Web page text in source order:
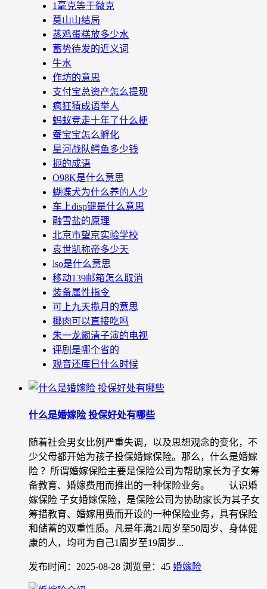
1毫克等于微克
莫山山结局
蒸鸡蛋糕放多少水
蓄势待发的近义词
牛水
作坊的意思
支付宝总资产怎么提现
疯狂猜成语举人
蚂蚁竞走十年了什么梗
蚕宝宝怎么孵化
星河战队鳄鱼多少钱
扼的成语
O98K是什么意思
蝴蝶犬为什么养的人少
车上disp键是什么意思
融雪盐的原理
北京市望京实验学校
袁世凯称帝多少天
lso是什么意思
移动139邮箱怎么取消
装备属性指令
可上九天揽月的意思
椰肉可以直接吃吗
朱一龙阚清子演的电视
评剧是哪个省的
观音还库日什么时候
什么是婚嫁险 投保好处有哪些
随着社会男女比例严重失调，以及思想观念的变化，不
少父母都开始为孩子投保婚嫁保险。那么，什么是婚嫁
险 ？所谓婚嫁保险主要是保险公司为帮助家长为子女筹
备教育、婚嫁费用而推出的一种保险业务。 认识婚
嫁保险 子女婚嫁保险，是保险公司为协助家长为其子女
筹措教育、婚嫁用费而开设的一种保险业务，具有保险
和储蓄的双重性质。凡是年满21周岁至50周岁、身体健
康的人，均可为自己1周岁至19周岁...
发布时间：2025-08-28 浏览量：45 婚嫁险